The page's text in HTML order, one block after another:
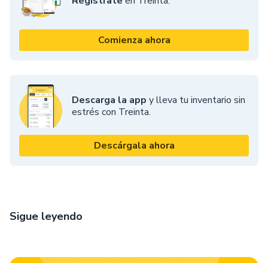
Comienza ahora
Descarga la app y lleva tu inventario sin
estrés con Treinta.
Descárgala ahora
Sigue leyendo